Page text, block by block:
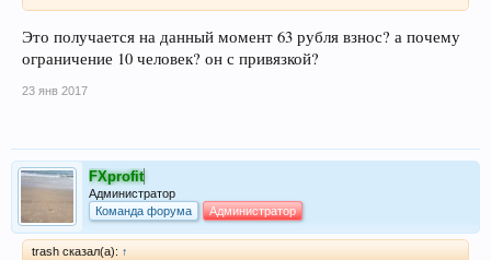
Это получается на данный момент 63 рубля взнос? а почему
ограничение 10 человек? он с привязкой?
23 янв 2017
FXprofit
Администратор
Команда форума
Администратор
trash сказал(а): ↑